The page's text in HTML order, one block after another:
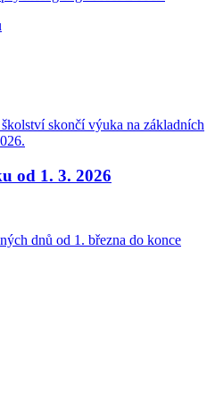
skončí výuka na základních
od 1. 3. 2026
dnů od 1. března do konce